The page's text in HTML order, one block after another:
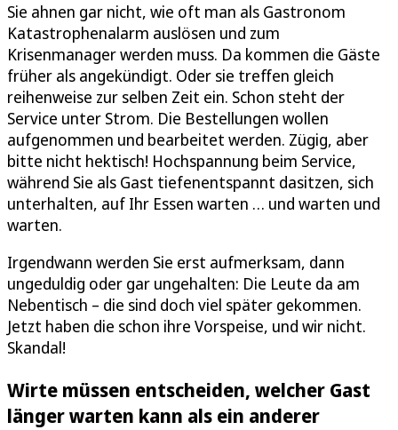
Sie ahnen gar nicht, wie oft man als Gastronom
Katastrophenalarm auslösen und zum
Krisenmanager werden muss. Da kommen die Gäste
früher als angekündigt. Oder sie treffen gleich
reihenweise zur selben Zeit ein. Schon steht der
Service unter Strom. Die Bestellungen wollen
aufgenommen und bearbeitet werden. Zügig, aber
bitte nicht hektisch! Hochspannung beim Service,
während Sie als Gast tiefenentspannt dasitzen, sich
unterhalten, auf Ihr Essen warten … und warten und
warten.
Irgendwann werden Sie erst aufmerksam, dann
ungeduldig oder gar ungehalten: Die Leute da am
Nebentisch – die sind doch viel später gekommen.
Jetzt haben die schon ihre Vorspeise, und wir nicht.
Skandal!
Wirte müssen entscheiden, welcher Gast
länger warten kann als ein anderer